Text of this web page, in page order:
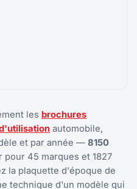
les brochures
automobile,
et par année — 8150
pour 45 marques et 1827
la plaquette d'époque de
technique d'un modèle qui